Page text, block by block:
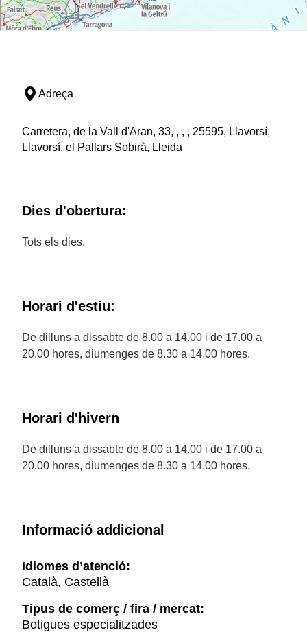
Adreça
Carretera, de la Vall d'Aran, 33, , , , 25595, Llavorsí,
Llavorsí, el Pallars Sobirà, Lleida
Dies d'obertura:
Tots els dies.
Horari d'estiu:
De dilluns a dissabte de 8.00 a 14.00 i de 17.00 a
20.00 hores, diumenges de 8.30 a 14.00 hores.
Horari d'hivern
De dilluns a dissabte de 8.00 a 14.00 i de 17.00 a
20.00 hores, diumenges de 8.30 a 14.00 hores.
Informació addicional
Idiomes d’atenció:
Català, Castellà
Tipus de comerç / fira / mercat:
Botigues especialitzades